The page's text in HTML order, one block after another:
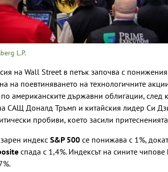
L.P.
на Wall Street в петък започва с
на поевтиняването на технологичните
американските държавни облигации, след
САЩ Доналд Тръмп и китайския лидер Си
пробиви, което засили
индекс S&P 500 се понижава с 1%,
спада с 1,4%. Индексът на сините чипове